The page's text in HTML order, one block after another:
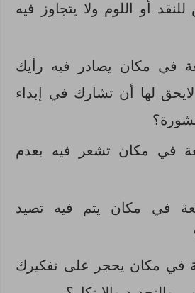
أو اللوم ولا يتجاوز فيه
في مكان يصادر فيه رأيك
لها أن تشارك في إبداء
في مكان تشعر فيه بعدم
في مكان يتم فيه تصيد
في مكان يحجر على تفكيرك